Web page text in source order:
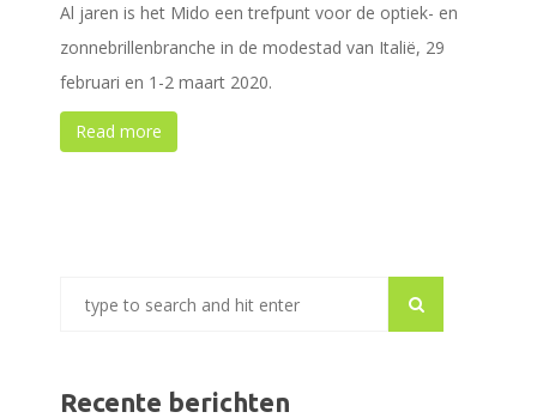
Al jaren is het Mido een trefpunt voor de optiek- en
zonnebrillenbranche in de modestad van Italië, 29
februari en 1-2 maart 2020.
Read more
Recente berichten